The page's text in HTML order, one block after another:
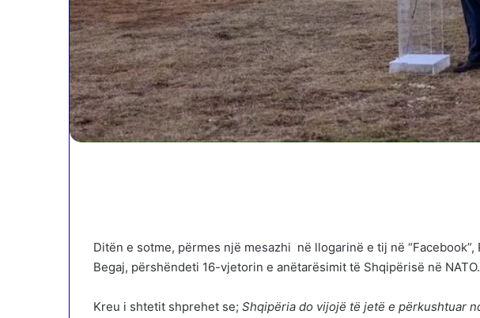
Ditën e sotme, përmes një mesazhi në llogarinë e tij në
Begaj, përshëndeti 16-vjetorin e anëtarësimit të Shqipërisë në NATO.
Kreu i shtetit shprehet se; Shqipëria do vijojë të jetë e përkushtuar